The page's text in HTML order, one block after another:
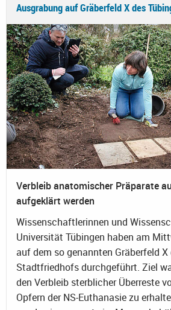
Ausgrabung auf Gräberfeld X des
Verbleib anatomischer Präparate
aufgeklärt werden
Wissenschaftlerinnen und
Universität Tübingen haben am
auf dem so genannten Gräberfeld X
Stadtfriedhofs durchgeführt. Ziel
den Verbleib sterblicher Überreste
Opfern der NS-Euthanasie zu